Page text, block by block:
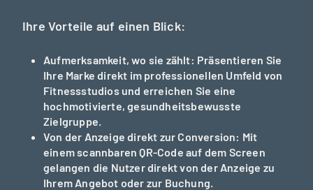
Ihre Vorteile auf einen Blick:
Aufmerksamkeit, wo sie zählt: Präsentieren Sie
Ihre Marke direkt im professionellen Umfeld von
Fitnessstudios und erreichen Sie eine
hochmotivierte, gesundheitsbewusste
Zielgruppe.
Von der Anzeige direkt zur Conversion: Mit
einem scannbaren QR-Code auf dem Screen
gelangen die Nutzer direkt von der Anzeige zu
Ihrem Angebot oder zur Buchung.